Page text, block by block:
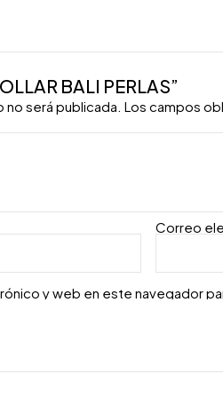
BALI PERLAS”
será publicada. Los campos
Correo
y web en este navegador